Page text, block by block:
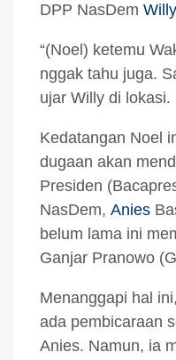
DPP NasDem
“(Noel) ketemu
nggak tahu juga.
ujar Willy di lokasi.
Kedatangan Noel
dugaan akan
Presiden
NasDem, Anies
belum lama ini
Ganjar Pranowo
Menanggapi hal
ada pembicaraan
Anies. Namun, ia